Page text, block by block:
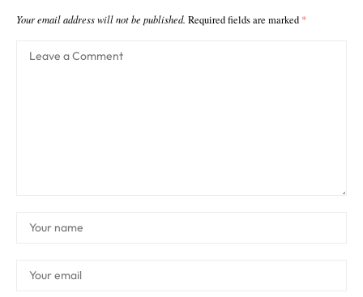
Your email address will not be published. Required fields are marked *